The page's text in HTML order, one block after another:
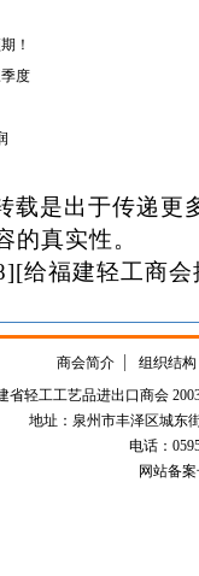
！
度
载是出于传递更
的真实性。
给福建轻工商
商会简介
组织结构
省轻工工艺品进出口商会
地址：泉州市丰泽区城东
电话：0595-
网站备